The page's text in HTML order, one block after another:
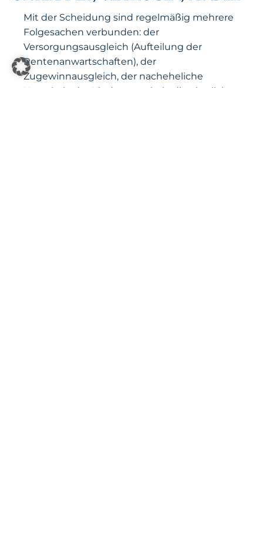
Mit der Scheidung sind regelmäßig mehrere
Folgesachen verbunden: der
Versorgungsausgleich (Aufteilung der
Rentenanwartschaften), der
Zugewinnausgleich, der nacheheliche
Unterhalt, der Kindesunterhalt, die elterliche